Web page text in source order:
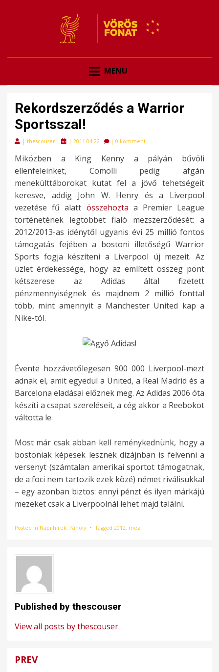
VÖRÖS FONAT
MENU
Rekordszerződés a Warrior
Sportsszal!
| thescouser
Posted
| 2011-04-22 | 0 komment
Miközben a King Kenny a pályán bűvöli
ellenfeleinket, Comolli pedig afgán
menekülttáborokat kutat fel a jövő tehetségeit
keresve, addig John W. Henry és a Liverpool
vezetése fű alatt összehozta a Premier League
történetének legtöbbet fialó mezszerződését: a
2012/2013-as idénytől ugyanis évi 25 millió fontos
támogatás fejében a bostoni illetőségű Warrior
Sports fogja készíteni a Liverpool új mezeit. Az
üzlet érdekessége, hogy az említett összeg pont
kétszerese az Adidas által fizetett
pénzmennyiségnek és majdnem 2 millió fonttal
több, mint amennyit a Manchester United kap a
Nike-tól.
Évente hozzávetőlegesen 900 000 Liverpool-mezt
adnak el, amit egyedül a United, a Real Madrid és a
Barcelona eladásai előznek meg. Az Adidas 2006 óta
készíti a csapat szereléseit, a cég akkor a Reebokot
váltotta le.
Most már csak abban kell reménykednünk, hogy a
bostoniak képesek lesznek dizájnban is felvenni a
versenyt (számtalan amerikai sportot támogatnak,
de a foci nem tartozik ezek közé) német riválisukkal
– egy azonban biztos: ennyi pénzt és ilyen márkájú
mezeket csak a Liverpoolnál lehet majd találni.
Posted in Napi hírek, Páholy Tagged 2012, mez
Published by thescouser
View all posts by thescouser
Bejegyzés
PREV